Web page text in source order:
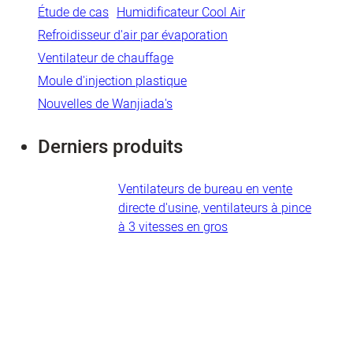
Étude de cas Humidificateur Cool Air
Refroidisseur d'air par évaporation
Ventilateur de chauffage
Moule d'injection plastique
Nouvelles de Wanjiada's
Derniers produits
Ventilateurs de bureau en vente
directe d'usine, ventilateurs à pince
à 3 vitesses en gros